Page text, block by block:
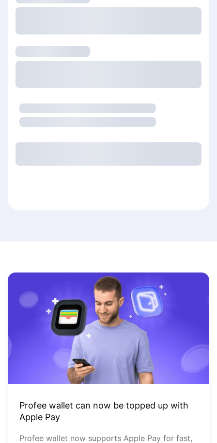
Profee wallet can now be topped up with
Apple Pay
Profee wallet now supports Apple Pay for fast,